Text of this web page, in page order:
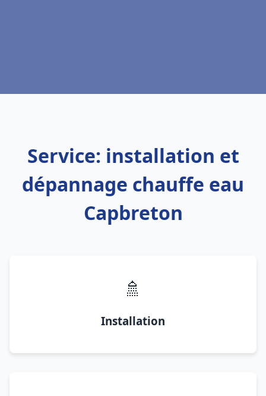
Service: installation et
dépannage chauffe eau
Capbreton
🚿
Installation